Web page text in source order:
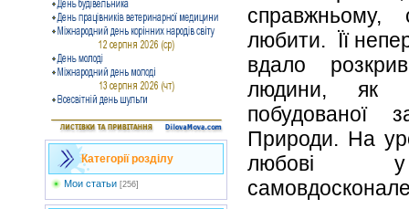
Категорії розділу
Мои статьи [256]
справжньому,
любити. Її
вдало
людини, як
побудованої
Природи. На
любові у